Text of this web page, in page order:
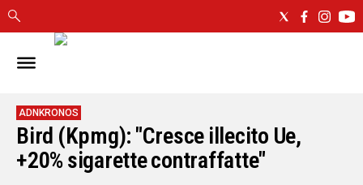
IN
CAGLIARI
SASSARI
NUORO
ADNKRONOS
Bird (Kpmg): "Cresce illecito Ue,
+20% sigarette contraffatte"